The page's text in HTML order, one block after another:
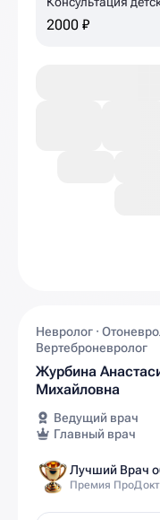
мин
2000 ₽
Невролог ·
Вертеброневролог
Журбина
Михайловна
Ведущий врач
Главный врач
Лучший Врач
Премия